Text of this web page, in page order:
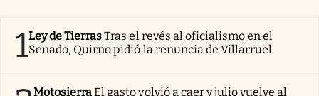
1Ley de TierrasTras el revés al oficialismo en el
Senado, Quirno pidió la renuncia de Villarruel
MotosierraEl gasto volvió a caer y julio vuelve al